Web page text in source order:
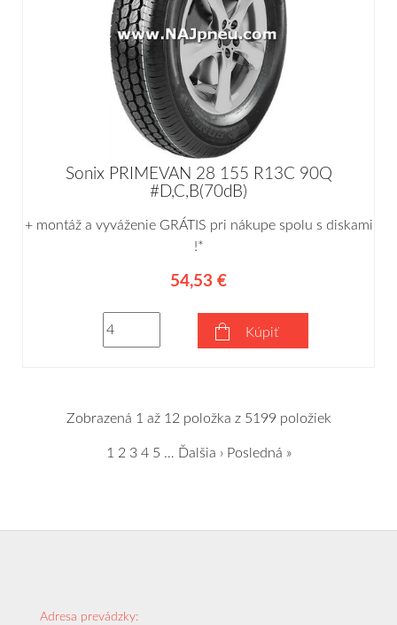
Sonix PRIMEVAN 28 155 R13C 90Q
#D,C,B(70dB)
+ montáž a vyváženie GRÁTIS pri nákupe spolu s diskami
!*
54,53 €
Kúpiť
Zobrazená 1 až 12 položka z 5199 položiek
1 2 3 4 5 … Ďalšia › Posledná »
Adresa prevádzky: